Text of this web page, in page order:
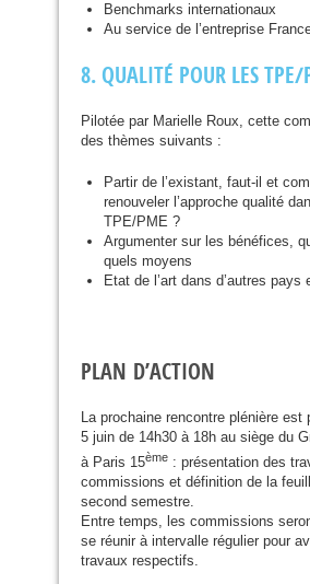
Benchmarks internationaux
Au service de l’entreprise
8. QUALITÉ POUR LES TPE/
Pilotée par Marielle Roux, cette
des thèmes suivants :
Partir de l’existant, faut-il et
renouveler l’approche qualité
TPE/PME ?
Argumenter sur les bénéfices,
quels moyens
Etat de l’art dans d’autres pays
PLAN D’ACTION
La prochaine rencontre plénière est
5 juin de 14h30 à 18h au siège du
à Paris 15ème : présentation des
commissions et définition de la
second semestre.
Entre temps, les commissions
se réunir à intervalle régulier pour
travaux respectifs.